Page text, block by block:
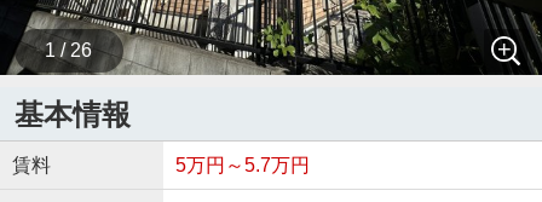
1 / 26
基本情報
賃料 5万円～5.7万円